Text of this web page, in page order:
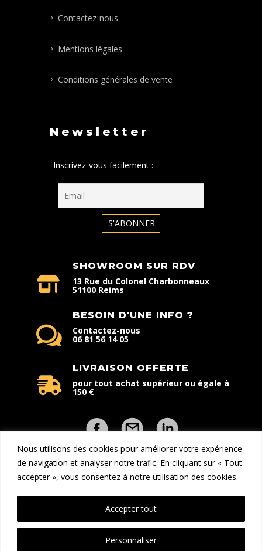
Nous utilisons des cookies pour améliorer votre expérience
de navigation et analyser notre trafic. En cliquant sur « Tout
accepter », vous consentez à notre utilisation des cookies.
Personnaliser
Accepter tout
Contactez-nous
Mentions légales
Conditions générales de vente
Newsletter
Inscrivez-vous facilement :
SHOWROOM SUR RDV
13 Rue du Colonel Charbonneaux
51100 Reims
BESOIN D'UNE INFO ?
Contactez-nous
06 81 56 14 05
LIVRAISON OFFERTE
pour tout achat supérieur ou égale à
150 €
Copyright © 2026 - Explorcom | Tous droits réservés | Une
0